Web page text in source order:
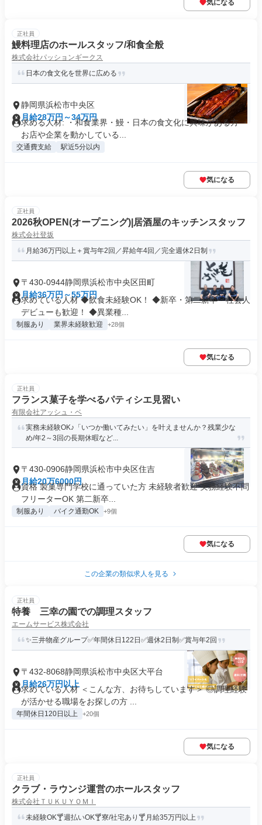
気になる
正社員
鰻料理店のホールスタッフ/和食全般
株式会社パッションギークス
日本の食文化を世界に広める
静岡県浜松市中央区
月給28万円～34万円
求める人材: ・和食業界・鰻・⽇本の⾷⽂化に興味がある方 ・
お店や企業を動かしている...
交通費支給 駅近5分以内
気になる
正社員
2026秋OPEN(オープニング)|居酒屋のキッチンスタッフ
株式会社登坂
月給36万円以上＋賞与年2回／昇給年4回／完全週休2日制
〒430-0944静岡県浜松市中央区田町
月給36万円～55万円
求めている人材 ◆飲食未経験OK！ ◆新卒・第二新卒・社会人
デビューも歓迎！ ◆異業種...
制服あり 業界未経験歓迎 +28個
気になる
正社員
フランス菓子を学べるパティシエ見習い
有限会社アッシュ・ベ
実務未経験OK♪「いつか働いてみたい」を叶えませんか？残業少な
め/年2～3回の長期休暇など...
〒430-0906静岡県浜松市中央区住吉
月給20万6000円
資格 製菓専門学校に通っていた方 未経験者歓迎 実務経験不問
フリーターOK 第二新卒...
制服あり バイク通勤OK +9個
気になる
この企業の類似求人を見る
正社員
特養 三幸の園での調理スタッフ
エームサービス株式会社
✨三井物産グループ✅年間休日122日✅週休2日制✅賞与年2回
〒432-8068静岡県浜松市中央区大平台
月給26万円以上
求めている人材 ＜こんな方、お待ちしています＞ ◎調理経験
が活かせる職場をお探しの方 ...
年間休日120日以上 +20個
気になる
正社員
クラブ・ラウンジ運営のホールスタッフ
株式会社ＴＵＫＵＹＯＭＩ
未経験OK🍸週払いOK🍸寮/社宅あり🍸月給35万円以上